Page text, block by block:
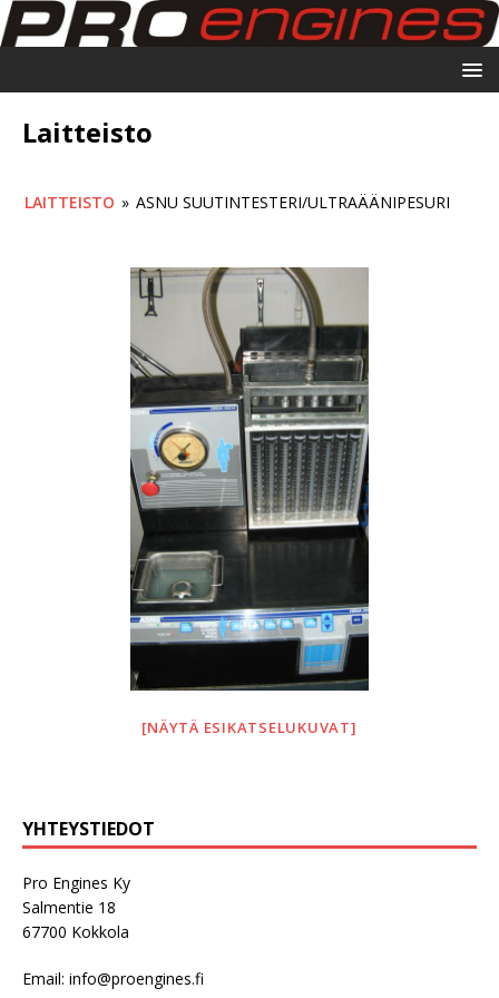
Laitteisto
LAITTEISTO » ASNU SUUTINTESTERI/ULTRAÄÄNIPESURI
[NÄYTÄ ESIKATSELUKUVAT]
YHTEYSTIEDOT
Pro Engines Ky
Salmentie 18
67700 Kokkola
Email: info@proengines.fi